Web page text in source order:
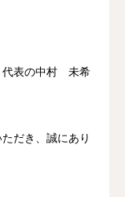
代表の中村 未希
だき、誠にあり